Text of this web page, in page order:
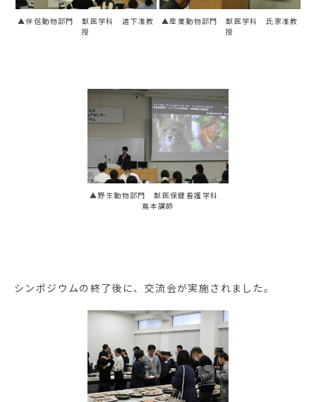
▲伴侶動物部門 獣医学科 道下准教
授
▲産業動物部門 獣医学科 氏家准教
授
▲野生動物部門 獣医保健看護学科
嶌本講師
シンポジウムの終了後に、交流会が実施されました。